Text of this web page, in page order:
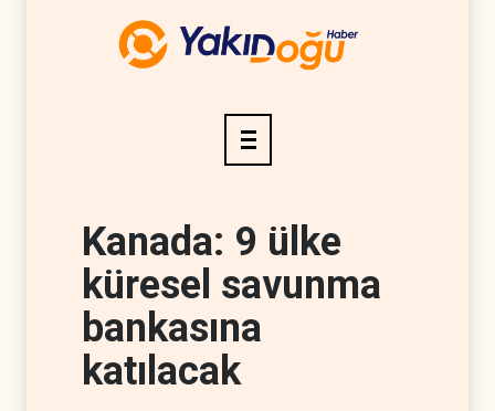
Kanada: 9 ülke
küresel savunma
bankasına
katılacak